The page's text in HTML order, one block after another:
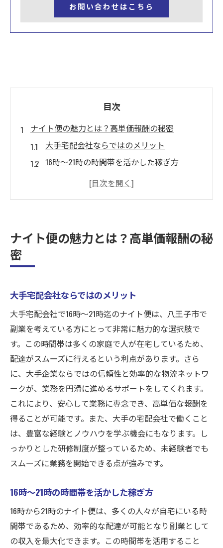
お問い合わせはこちら
目次
ナイト便の魅力とは？高単価報酬の秘密
大手宅配会社ならではのメリット
16時〜21時の時間帯を活かした稼ぎ方
高単価報酬が実現する理由
信頼性の高い企業で安定した働き方
八王子市で副業開始！効率的な稼ぎ方とは
副業スケジュールの組み立て方
軽貨物配送で求められるスキル
報酬を最大化するための戦略
副業と本業のバランスを取る方法
軽貨物配送で高収入を得るためのポイント
配送効率を上げるためのテクニック
車両の選び方とメンテナンスの重要性
スマートフォンアプリの活用法
荷物取り扱いのプロフェッショナルになる
収入を安定させるための配達先選び
大手宅配会社のシステムを理解する
未経験から始めるための心構え
必要な準備と書類手続き
初めての配達で気を付けるポイント
ナイト便の魅力とは？高単価報酬の秘
密
大手宅配会社ならではのメリット
大手宅配会社で16時〜21時迄のナイト便は、八王子市で
副業を考えている方にとって非常に魅力的な選択肢で
す。この時間帯は多くの家庭で人が在宅しているため、
配達がスムーズに行えるという利点があります。さら
に、大手企業ならではの信頼性と効率的な物流ネットワ
ークが、業務を円滑に進めるサポートをしてくれます。
これにより、安心して業務に専念でき、高単価な報酬を
得ることが可能です。また、大手の宅配会社で働くこと
は、豊富な経験とノウハウを学ぶ機会にもなります。し
っかりとした研修制度が整っているため、未経験者でも
スムーズに業務を開始できる点が強みです。
16時〜21時の時間帯を活かした稼ぎ方
16時から21時のナイト便は、多くの人々が自宅にいる時
間帯であるため、効率的な配達が可能となり副業として
の収入を最大化できます。この時間帯を活用すること